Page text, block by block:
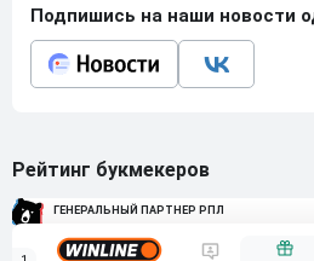
Подпишись на наши новости
Рейтинг букмекеров
ГЕНЕРАЛЬНЫЙ ПАРТНЕР РПЛ